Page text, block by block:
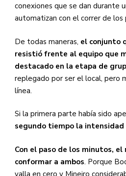
conexiones que se dan durante
automatizan con el correr de los
De todas maneras, el conjunto
resistió frente al equipo que
destacado en la etapa de
replegado por ser el local, pero
línea.
Si la primera parte había sido
segundo tiempo la intensidad
Con el paso de los minutos,
conformar a ambos. Porque
valla en cero y Mineiro